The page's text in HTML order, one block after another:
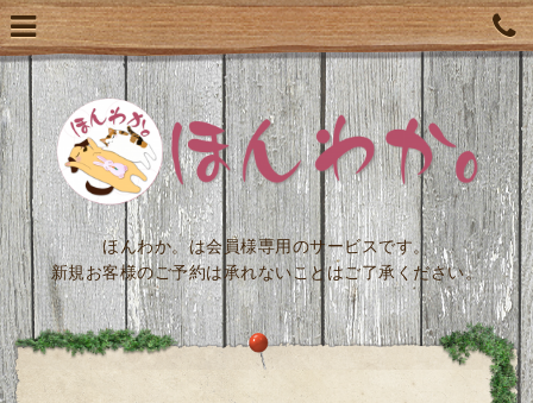
ほんわか。は会員様専用のサービスです。
新規お客様のご予約は承れないことはご了承ください。